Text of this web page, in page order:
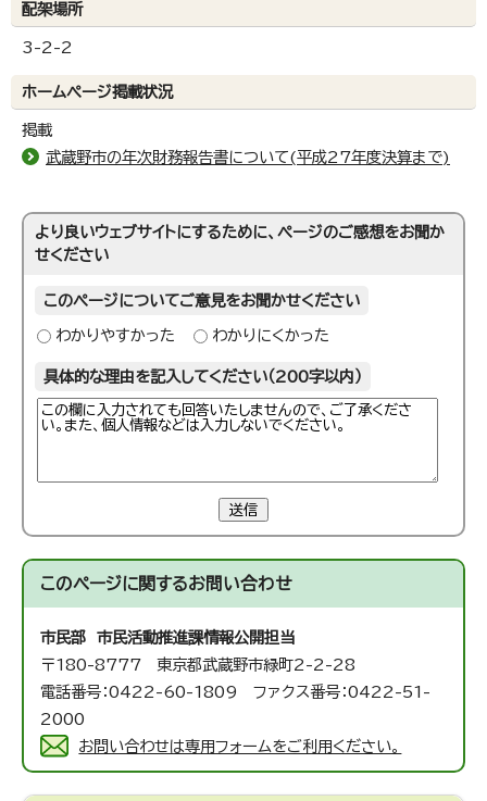
配架場所
3-2-2
ホームページ掲載状況
掲載
武蔵野市の年次財務報告書について(平成27年度決算まで)
より良いウェブサイトにするために、ページのご感想をお聞か
せください
このページについてご意見をお聞かせください
わかりやすかった わかりにくかった
具体的な理由を記入してください（200字以内）
送信
このページに関するお問い合わせ
市民部 市民活動推進課情報公開担当
〒180-8777 東京都武蔵野市緑町2-2-28
電話番号：0422-60-1809 ファクス番号：0422-51-
2000
お問い合わせは専用フォームをご利用ください。